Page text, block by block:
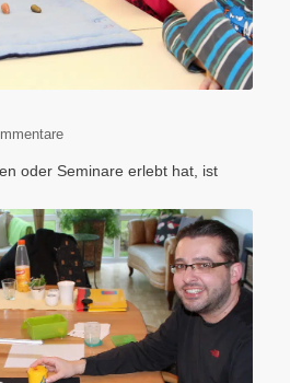
oder Seminare erlebt hat, ist